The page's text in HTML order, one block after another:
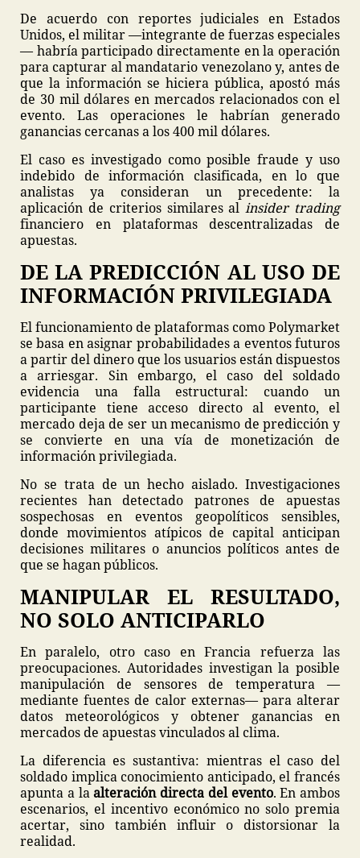
De acuerdo con reportes judiciales en Estados
Unidos, el militar —integrante de fuerzas especiales
— habría participado directamente en la operación
para capturar al mandatario venezolano y, antes de
que la información se hiciera pública, apostó más
de 30 mil dólares en mercados relacionados con el
evento. Las operaciones le habrían generado
ganancias cercanas a los 400 mil dólares.
El caso es investigado como posible fraude y uso
indebido de información clasificada, en lo que
analistas ya consideran un precedente: la
aplicación de criterios similares alinsider trading
financiero en plataformas descentralizadas de
apuestas.
DE LA PREDICCIÓN AL USO DE
INFORMACIÓN PRIVILEGIADA
El funcionamiento de plataformas como Polymarket
se basa en asignar probabilidades a eventos futuros
a partir del dinero que los usuarios están dispuestos
a arriesgar. Sin embargo, el caso del soldado
evidencia una falla estructural: cuando un
participante tiene acceso directo al evento, el
mercado deja de ser un mecanismo de predicción y
se convierte en una vía de monetización de
información privilegiada.
No se trata de un hecho aislado. Investigaciones
recientes han detectado patrones de apuestas
sospechosas en eventos geopolíticos sensibles,
donde movimientos atípicos de capital anticipan
decisiones militares o anuncios políticos antes de
que se hagan públicos.
MANIPULAR EL RESULTADO,
NO SOLO ANTICIPARLO
En paralelo, otro caso en Francia refuerza las
preocupaciones. Autoridades investigan la posible
manipulación de sensores de temperatura —
mediante fuentes de calor externas— para alterar
datos meteorológicos y obtener ganancias en
mercados de apuestas vinculados al clima.
La diferencia es sustantiva: mientras el caso del
soldado implica conocimiento anticipado, el francés
apunta a laalteración directa del evento. En ambos
escenarios, el incentivo económico no solo premia
acertar, sino también influir o distorsionar la
realidad.